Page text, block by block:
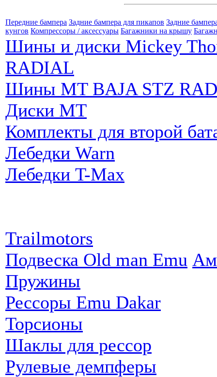
Передние бампера Задние бампера для пикапов Задние
кунгов Компрессоры / аксессуары Багажники на крышу
Шины и диски Mickey
RADIAL
Шины MT BAJA STZ
Диски MT
Комплекты для второй
Лебедки Warn
Лебедки T-Max
Trailmotors
Подвеска Old man Emu
Пружины
Рессоры Emu Dakar
Торсионы
Шаклы для рессор
Рулевые демпферы